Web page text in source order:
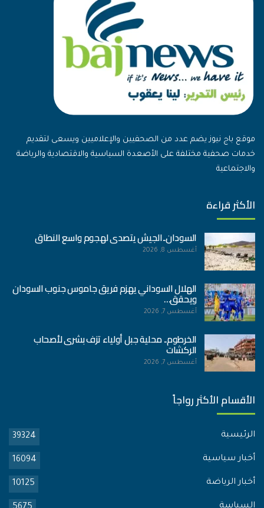
موقع باج نيوز يضم عدد من الصحفيين والإعلاميين ويسعى لتقديم
خدمات صحفية مختلفة على الأصعدة السياسية والاقتصادية والرياضة
والاجتماعية
الأكثر قراءة
السودان..الجيش يتصدى لهجوم واسع النطاق
أغسطس 8, 2026
الهلال السوداني يهزم فريق جاموس جنوب السودان
ويحقق…
أغسطس 7, 2026
الخرطوم.. محلية جبل أولياء تزف بشرى لأصحاب
الركشات
أغسطس 7, 2026
الأقسام الأكثر رواجاً
الرئيسية 39324
أخبار سياسية 16094
أخبار الرياضة 10125